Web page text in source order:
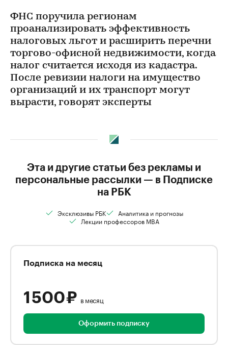
ФНС поручила регионам
проанализировать эффективность
налоговых льгот и расширить перечни
торгово-офисной недвижимости, когда
налог считается исходя из кадастра.
После ревизии налоги на имущество
организаций и их транспорт могут
вырасти, говорят эксперты
Эта и другие статьи без рекламы и
персональные рассылки — в Подписке
на РБК
Эксклюзивы РБК
Аналитика и прогнозы
Лекции профессоров MBA
Подписка на месяц
1 500 ₽ в месяц
Оформить подписку